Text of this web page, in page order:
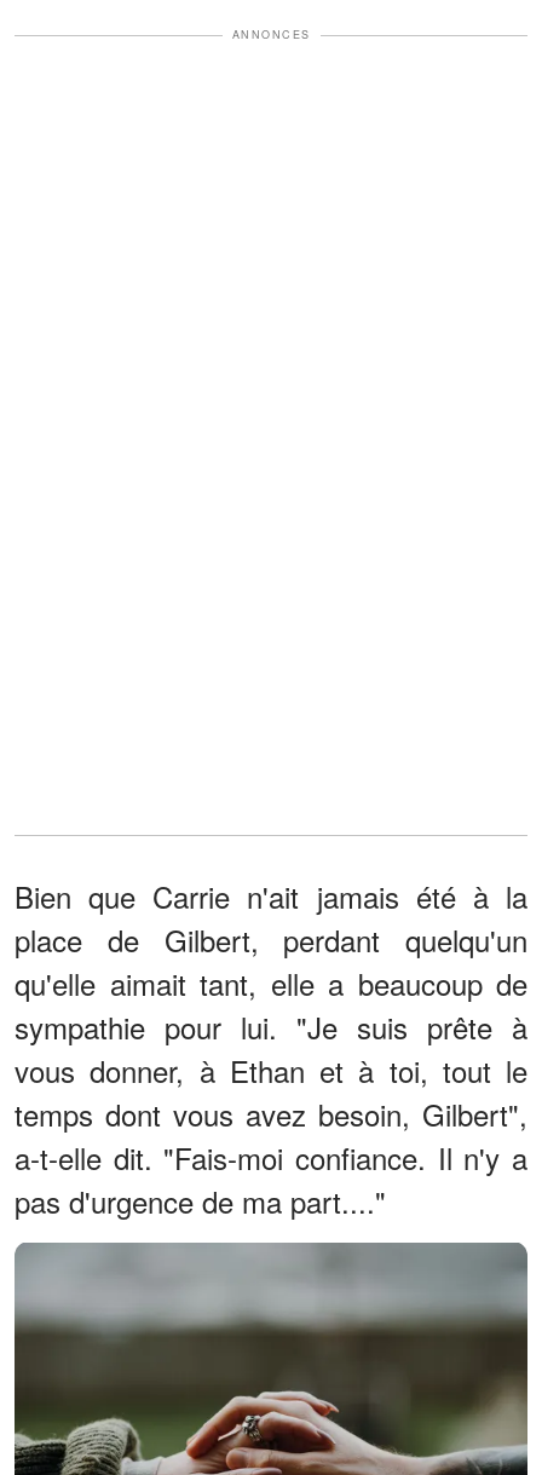
ANNONCES
Bien que Carrie n'ait jamais été à la
place de Gilbert, perdant quelqu'un
qu'elle aimait tant, elle a beaucoup de
sympathie pour lui. "Je suis prête à
vous donner, à Ethan et à toi, tout le
temps dont vous avez besoin, Gilbert",
a-t-elle dit. "Fais-moi confiance. Il n'y a
pas d'urgence de ma part...."